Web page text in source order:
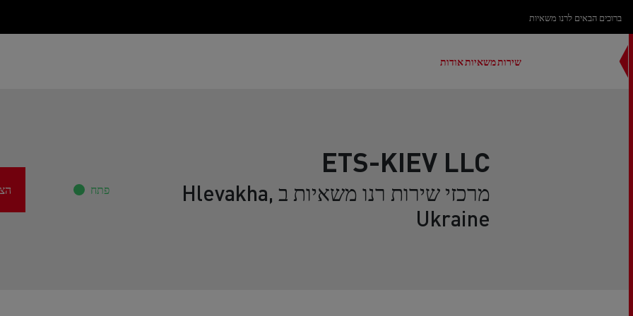
ברוכים הבאים לרנו משאיות
שירותמשאיות
D
אודות
ETS-KIEV LLC
מרכזי שירות רנו משאיות ב Hlevakha,
Ukraine
פתח